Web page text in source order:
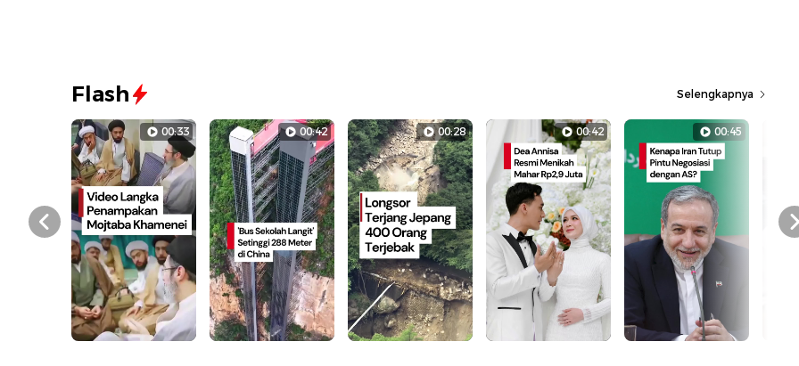
Flash Selengkapnya
00:33 00:42 00:28 00:42 00:45
Prev